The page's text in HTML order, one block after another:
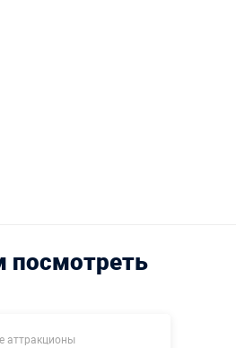
посмотреть
аттракционы